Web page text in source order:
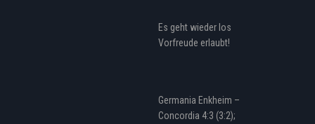
Es geht wieder los
Vorfreude erlaubt!
Germania Enkheim –
Concordia 4:3 (3:2);